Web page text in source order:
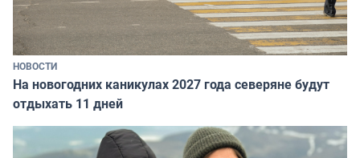
НОВОСТИ
На новогодних каникулах 2027 года северяне будут
отдыхать 11 дней